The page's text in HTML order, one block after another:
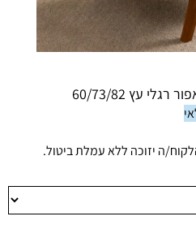
ה יזוכה ללא עמלת ביטול.